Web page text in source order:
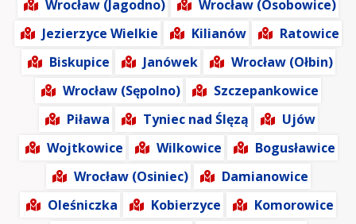
Wrocław (Jagodno)
Wrocław (Osobowice)
Jezierzyce Wielkie
Kilianów
Ratowice
Biskupice
Janówek
Wrocław (Ołbin)
Wrocław (Sępolno)
Szczepankowice
Piława
Tyniec nad Ślęzą
Ujów
Wojtkowice
Wilkowice
Bogusławice
Wrocław (Osiniec)
Damianowice
Oleśniczka
Kobierzyce
Komorowice